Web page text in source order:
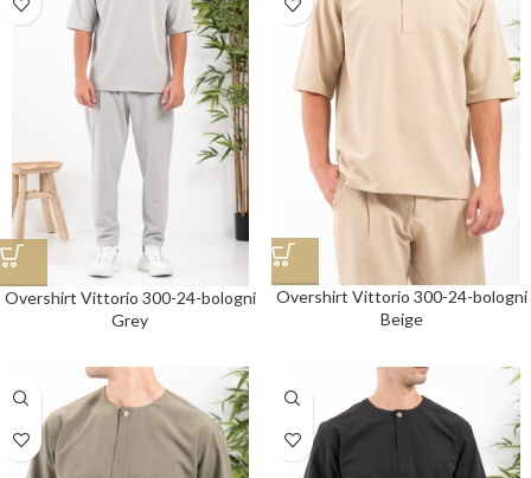
Overshirt Vittorio 300-24-bologni
Grey
Overshirt Vittorio 300-24-bologni
Beige